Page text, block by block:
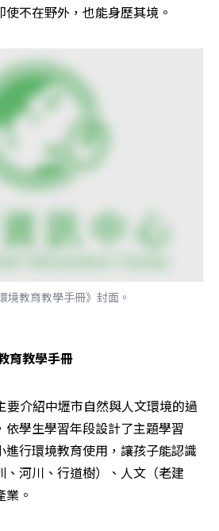
不在野外，也能身歷其境。
境教育教學手冊》封面。
育教學手冊
要介紹中壢市自然與人文環境的過
學生學習年段設計了主題學習
進行環境教育使用，讓孩子能認識
、河川、行道樹）、人文（老建
。